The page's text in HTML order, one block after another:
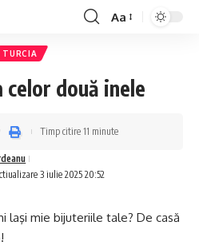
Font
Aa
TURCIA
celor două inele
3 iulie 2025 20:52
Timp citire 11 minute
laşi mie bijuteriile tale? De casă